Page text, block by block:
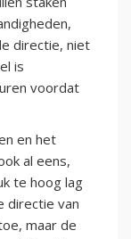
directie, niet
is
voordat
en het
al eens,
te hoog lag
directie van
maar de